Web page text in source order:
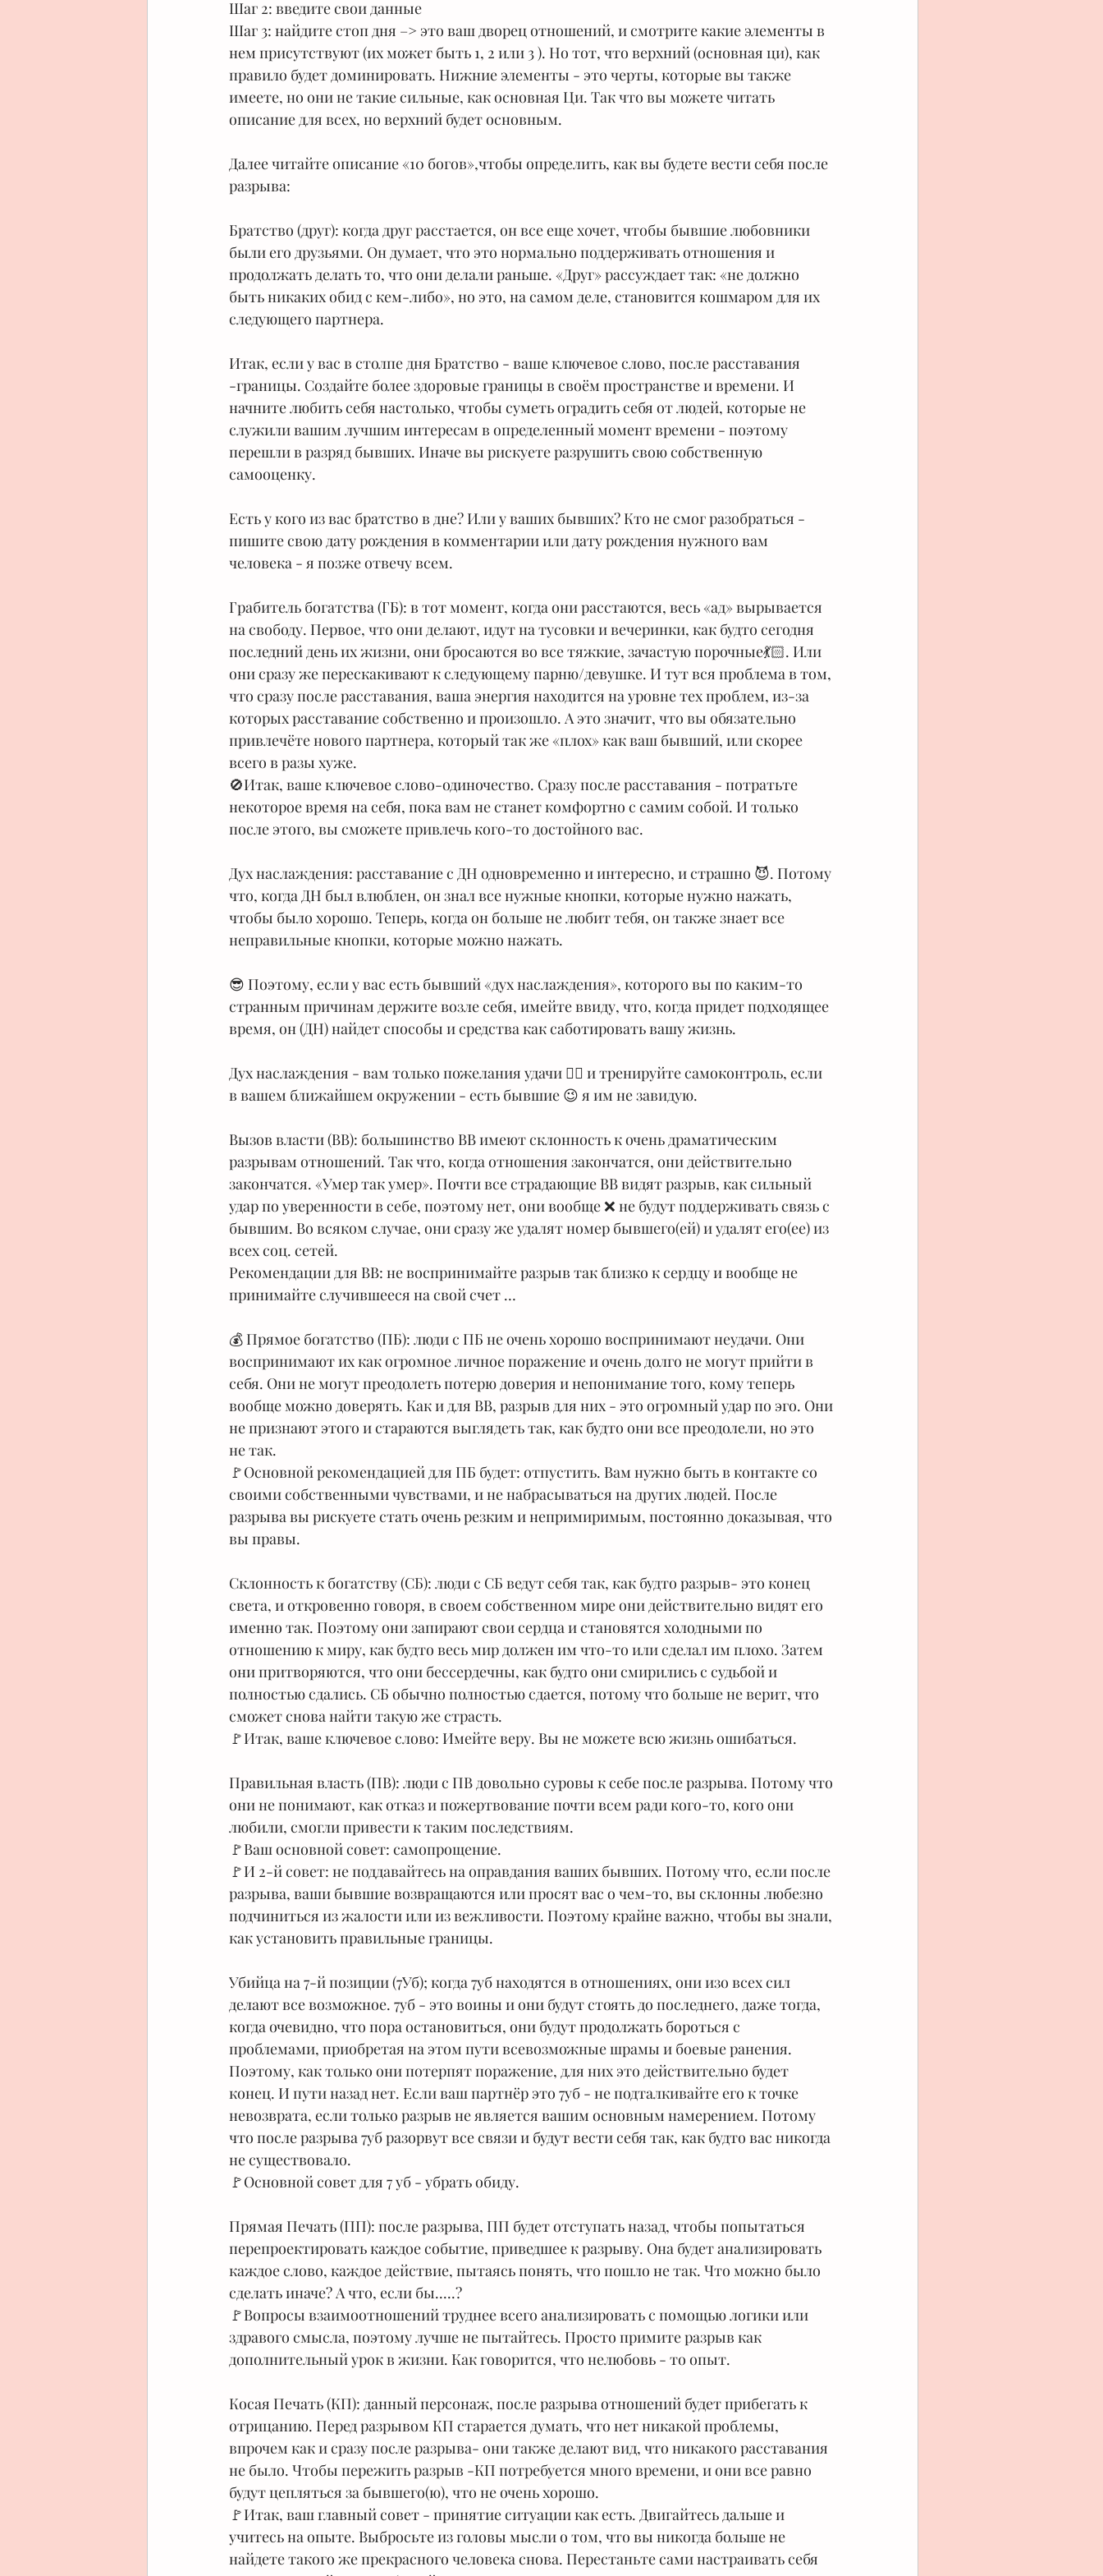
Шаг 2: введите свои данные
Шаг 3: найдите стоп дня –> это ваш дворец отношений, и смотрите какие элементы в
нем присутствуют (их может быть 1, 2 или 3 ). Но тот, что верхний (основная ци), как
правило будет доминировать. Нижние элементы - это черты, которые вы также
имеете, но они не такие сильные, как основная Ци. Так что вы можете читать
описание для всех, но верхний будет основным.
Далее читайте описание «10 богов»,чтобы определить, как вы будете вести себя после
разрыва:
Братство (друг): когда друг расстается, он все еще хочет, чтобы бывшие любовники
были его друзьями. Он думает, что это нормально поддерживать отношения и
продолжать делать то, что они делали раньше. «Друг» рассуждает так: «не должно
быть никаких обид с кем-либо», но это, на самом деле, становится кошмаром для их
следующего партнера.
Итак, если у вас в столпе дня Братство - ваше ключевое слово, после расставания
-границы. Создайте более здоровые границы в своём пространстве и времени. И
начните любить себя настолько, чтобы суметь оградить себя от людей, которые не
служили вашим лучшим интересам в определенный момент времени - поэтому
перешли в разряд бывших. Иначе вы рискуете разрушить свою собственную
самооценку.
Есть у кого из вас братство в дне? Или у ваших бывших? Кто не смог разобраться -
пишите свою дату рождения в комментарии или дату рождения нужного вам
человека - я позже отвечу всем.
Грабитель богатства (ГБ): в тот момент, когда они расстаются, весь «ад» вырывается
на свободу. Первое, что они делают, идут на тусовки и вечеринки, как будто сегодня
последний день их жизни, они бросаются во все тяжкие, зачастую порочные💃🏻. Или
они сразу же перескакивают к следующему парню/девушке. И тут вся проблема в том,
что сразу после расставания, ваша энергия находится на уровне тех проблем, из-за
которых расставание собственно и произошло. А это значит, что вы обязательно
привлечёте нового партнера, который так же «плох» как ваш бывший, или скорее
всего в разы хуже.
🚫Итак, ваше ключевое слово-одиночество. Сразу после расставания - потратьте
некоторое время на себя, пока вам не станет комфортно с самим собой. И только
после этого, вы сможете привлечь кого-то достойного вас.
Дух наслаждения: расставание с ДН одновременно и интересно, и страшно 😈. Потому
что, когда ДН был влюблен, он знал все нужные кнопки, которые нужно нажать,
чтобы было хорошо. Теперь, когда он больше не любит тебя, он также знает все
неправильные кнопки, которые можно нажать.
😎 Поэтому, если у вас есть бывший «дух наслаждения», которого вы по каким-то
странным причинам держите возле себя, имейте ввиду, что, когда придет подходящее
время, он (ДН) найдет способы и средства как саботировать вашу жизнь.
Дух наслаждения - вам только пожелания удачи 👌🏻 и тренируйте самоконтроль, если
в вашем ближайшем окружении - есть бывшие 😉 я им не завидую.
Вызов власти (ВВ): большинство ВВ имеют склонность к очень драматическим
разрывам отношений. Так что, когда отношения закончатся, они действительно
закончатся. «Умер так умер». Почти все страдающие ВВ видят разрыв, как сильный
удар по уверенности в себе, поэтому нет, они вообще ❌ не будут поддерживать связь с
бывшим. Во всяком случае, они сразу же удалят номер бывшего(ей) и удалят его(ее) из
всех соц. сетей.
Рекомендации для ВВ: не воспринимайте разрыв так близко к сердцу и вообще не
принимайте случившееся на свой счет …
💰 Прямое богатство (ПБ): люди с ПБ не очень хорошо воспринимают неудачи. Они
воспринимают их как огромное личное поражение и очень долго не могут прийти в
себя. Они не могут преодолеть потерю доверия и непонимание того, кому теперь
вообще можно доверять. Как и для ВВ, разрыв для них - это огромный удар по эго. Они
не признают этого и стараются выглядеть так, как будто они все преодолели, но это
не так.
🚩Основной рекомендацией для ПБ будет: отпустить. Вам нужно быть в контакте со
своими собственными чувствами, и не набрасываться на других людей. После
разрыва вы рискуете стать очень резким и непримиримым, постоянно доказывая, что
вы правы.
Склонность к богатству (СБ): люди с СБ ведут себя так, как будто разрыв- это конец
света, и откровенно говоря, в своем собственном мире они действительно видят его
именно так. Поэтому они запирают свои сердца и становятся холодными по
отношению к миру, как будто весь мир должен им что-то или сделал им плохо. Затем
они притворяются, что они бессердечны, как будто они смирились с судьбой и
полностью сдались. СБ обычно полностью сдается, потому что больше не верит, что
сможет снова найти такую же страсть.
🚩Итак, ваше ключевое слово: Имейте веру. Вы не можете всю жизнь ошибаться.
Правильная власть (ПВ): люди с ПВ довольно суровы к себе после разрыва. Потому что
они не понимают, как отказ и пожертвование почти всем ради кого-то, кого они
любили, смогли привести к таким последствиям.
🚩Ваш основной совет: самопрощение.
🚩И 2-й совет: не поддавайтесь на оправдания ваших бывших. Потому что, если после
разрыва, ваши бывшие возвращаются или просят вас о чем-то, вы склонны любезно
подчиниться из жалости или из вежливости. Поэтому крайне важно, чтобы вы знали,
как установить правильные границы.
Убийца на 7-й позиции (7Уб); когда 7уб находятся в отношениях, они изо всех сил
делают все возможное. 7уб - это воины и они будут стоять до последнего, даже тогда,
когда очевидно, что пора остановиться, они будут продолжать бороться с
проблемами, приобретая на этом пути всевозможные шрамы и боевые ранения.
Поэтому, как только они потерпят поражение, для них это действительно будет
конец. И пути назад нет. Если ваш партнёр это 7уб - не подталкивайте его к точке
невозврата, если только разрыв не является вашим основным намерением. Потому
что после разрыва 7уб разорвут все связи и будут вести себя так, как будто вас никогда
не существовало.
🚩Основной совет для 7 уб - убрать обиду.
Прямая Печать (ПП): после разрыва, ПП будет отступать назад, чтобы попытаться
перепроектировать каждое событие, приведшее к разрыву. Она будет анализировать
каждое слово, каждое действие, пытаясь понять, что пошло не так. Что можно было
сделать иначе? А что, если бы.....?
🚩Вопросы взаимоотношений труднее всего анализировать с помощью логики или
здравого смысла, поэтому лучше не пытайтесь. Просто примите разрыв как
дополнительный урок в жизни. Как говорится, что нелюбовь - то опыт.
Косая Печать (КП): данный персонаж, после разрыва отношений будет прибегать к
отрицанию. Перед разрывом КП старается думать, что нет никакой проблемы,
впрочем как и сразу после разрыва- они также делают вид, что никакого расставания
не было. Чтобы пережить разрыв -КП потребуется много времени, и они все равно
будут цепляться за бывшего(ю), что не очень хорошо.
🚩Итак, ваш главный совет - принятие ситуации как есть. Двигайтесь дальше и
учитесь на опыте. Выбросьте из головы мысли о том, что вы никогда больше не
найдете такого же прекрасного человека снова. Перестаньте сами настраивать себя